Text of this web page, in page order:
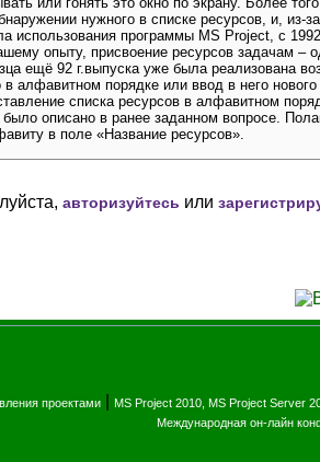
нужного в списке ресурсов, и, из-
использования программы MS Project, с
опыту, присвоение ресурсов задачам –
ещё 92 г.выпуска уже была реализована
в алфавитном порядке или ввод в него
списка ресурсов в алфавитном
было описано в ранее заданном вопросе.
в поле «Название ресурсов».
авторизуйтесь или
проектами MS Project 2010, MS Project Server
Международная он-лайн